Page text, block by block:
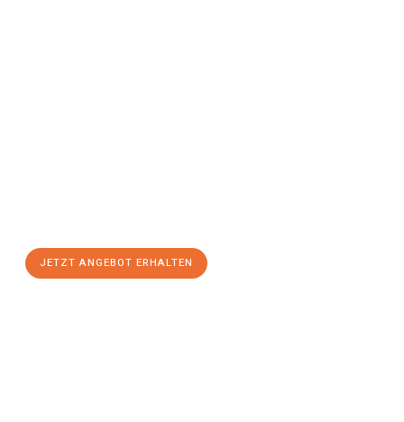
JETZT ANGEBOT ERHALTEN